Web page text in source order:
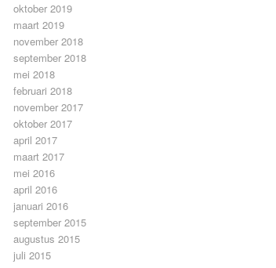
oktober 2019
maart 2019
november 2018
september 2018
mei 2018
februari 2018
november 2017
oktober 2017
april 2017
maart 2017
mei 2016
april 2016
januari 2016
september 2015
augustus 2015
juli 2015